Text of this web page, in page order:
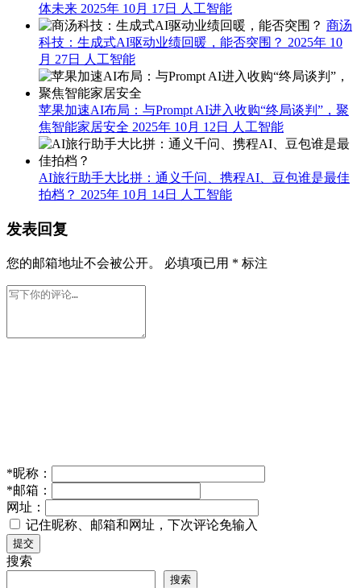
体未来 2025年 10月 17日
人工智能
商汤
科技：生成式AI驱动业绩回暖，能否突围？ 2025年 10
月 27日
人工智能
苹果加速AI布局：与Prompt AI进入收购“终局谈判”，聚
焦智能家居安全 2025年 10月 12日 人工智能
AI旅行助手大比拼：通义千问、携程AI、豆包谁是最佳
拍档？ 2025年 10月 14日 人工智能
发表回复
您的邮箱地址不会被公开。 必填项已用 * 标注
*昵称：
*邮箱：
网址：
记住昵称、邮箱和网址，下次评论免输入
提交
搜索
搜索